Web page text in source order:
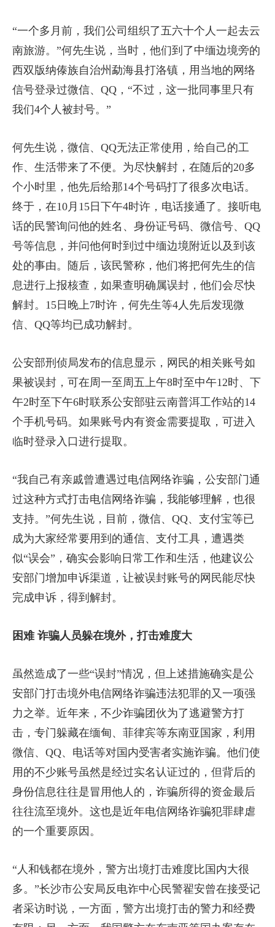
“一个多月前，我们公司组织了五六十个人一起去云
南旅游。”何先生说，当时，他们到了中缅边境旁的
西双版纳傣族自治州勐海县打洛镇，用当地的网络
信号登录过微信、QQ，“不过，这一批同事里只有
我们4个人被封号。”
何先生说，微信、QQ无法正常使用，给自己的工
作、生活带来了不便。为尽快解封，在随后的20多
个小时里，他先后给那14个号码打了很多次电话。
终于，在10月15日下午4时许，电话接通了。接听电
话的民警询问他的姓名、身份证号码、微信号、QQ
号等信息，并问他何时到过中缅边境附近以及到该
处的事由。随后，该民警称，他们将把何先生的信
息进行上报核查，如果查明确属误封，他们会尽快
解封。15日晚上7时许，何先生等4人先后发现微
信、QQ等均已成功解封。
公安部刑侦局发布的信息显示，网民的相关账号如
果被误封，可在周一至周五上午8时至中午12时、下
午2时至下午6时联系公安部驻云南普洱工作站的14
个手机号码。如果账号内有资金需要提取，可进入
临时登录入口进行提取。
“我自己有亲戚曾遭遇过电信网络诈骗，公安部门通
过这种方式打击电信网络诈骗，我能够理解，也很
支持。”何先生说，目前，微信、QQ、支付宝等已
成为大家经常要用到的通信、支付工具，遭遇类
似“误会”，确实会影响日常工作和生活，他建议公
安部门增加申诉渠道，让被误封账号的网民能尽快
完成申诉，得到解封。
困难 诈骗人员躲在境外，打击难度大
虽然造成了一些“误封”情况，但上述措施确实是公
安部门打击境外电信网络诈骗违法犯罪的又一项强
力之举。近年来，不少诈骗团伙为了逃避警方打
击，专门躲藏在缅甸、菲律宾等东南亚国家，利用
微信、QQ、电话等对国内受害者实施诈骗。他们使
用的不少账号虽然是经过实名认证过的，但背后的
身份信息往往是冒用他人的，诈骗所得的资金最后
往往流至境外。这也是近年电信网络诈骗犯罪肆虐
的一个重要原因。
“人和钱都在境外，警方出境打击难度比国内大很
多。”长沙市公安局反电诈中心民警翟安曾在接受记
者采访时说，一方面，警方出境打击的警力和经费